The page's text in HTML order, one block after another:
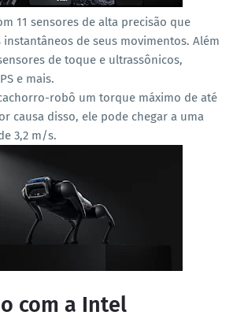
11 sensores de alta precisão que
de seus movimentos. Além
de toque e ultrassônicos,
e mais.
robô um torque máximo de até
causa disso, ele pode chegar a uma
3,2 m/s.
com a Intel